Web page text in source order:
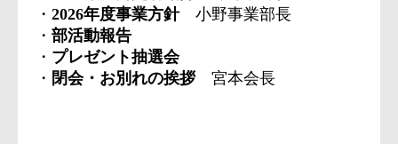
・ 2026年度事業方針小野事業部長
・ 部活動報告
・ プレゼント抽選会
・ 閉会・お別れの挨拶宮本会長